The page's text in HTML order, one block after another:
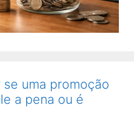
uma promoção
a pena ou é